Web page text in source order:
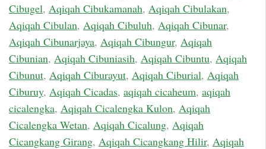
Cibugel, Aqiqah Cibukamanah, Aqiqah Cibulakan,
Aqiqah Cibulan, Aqiqah Cibuluh, Aqiqah Cibunar,
Aqiqah Cibunarjaya, Aqiqah Cibungur, Aqiqah
Cibunian, Aqiqah Cibuniasih, Aqiqah Cibuntu, Aqiqah
Cibunut, Aqiqah Ciburayut, Aqiqah Ciburial, Aqiqah
Ciburuy, Aqiqah Cicadas, aqiqah cicaheum, aqiqah
cicalengka, Aqiqah Cicalengka Kulon, Aqiqah
Cicalengka Wetan, Aqiqah Cicalung, Aqiqah
Cicangkang Girang, Aqiqah Cicangkang Hilir, Aqiqah